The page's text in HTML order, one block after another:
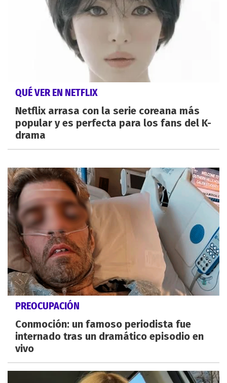
QUÉ VER EN NETFLIX
Netflix arrasa con la serie coreana más
popular y es perfecta para los fans del K-
drama
PREOCUPACIÓN
Conmoción: un famoso periodista fue
internado tras un dramático episodio en
vivo